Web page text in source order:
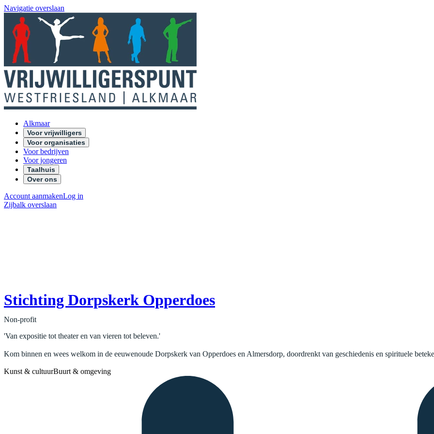
Navigatie overslaan
Alkmaar
Voor vrijwilligers
Voor organisaties
Voor bedrijven
Voor jongeren
Taalhuis
Over ons
Account aanmakenLog in
Zijbalk overslaan
Stichting Dorpskerk Opperdoes
Non-profit
'Van expositie tot theater en van vieren tot beleven.'
Kom binnen en wees welkom in de eeuwenoude Dorpskerk van Opperdoes en Almersdorp, doordrenkt van geschiedenis en spirituele
Kunst & cultuurBuurt & omgeving